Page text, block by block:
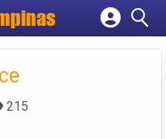
empresa
215